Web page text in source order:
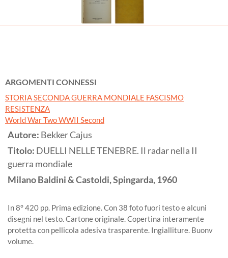
ARGOMENTI CONNESSI
STORIA SECONDA GUERRA MONDIALE FASCISMO
RESISTENZA
World War Two WWII Second
Autore: Bekker Cajus
Titolo: DUELLI NELLE TENEBRE. Il radar nella II
guerra mondiale
MilanoBaldini & Castoldi, Spingarda,1960
In 8° 420 pp. Prima edizione. Con 38 foto fuori testo e alcuni
disegni nel testo. Cartone originale. Copertina interamente
protetta con pellicola adesiva trasparente. Ingialliture. Buonv
volume.